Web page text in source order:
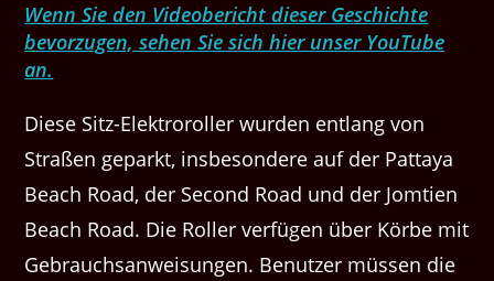
Wenn Sie den Videobericht dieser Geschichte
bevorzugen, sehen Sie sich hier unser YouTube
an.
Diese Sitz-Elektroroller wurden entlang von
Straßen geparkt, insbesondere auf der Pattaya
Beach Road, der Second Road und der Jomtien
Beach Road. Die Roller verfügen über Körbe mit
Gebrauchsanweisungen. Benutzer müssen die